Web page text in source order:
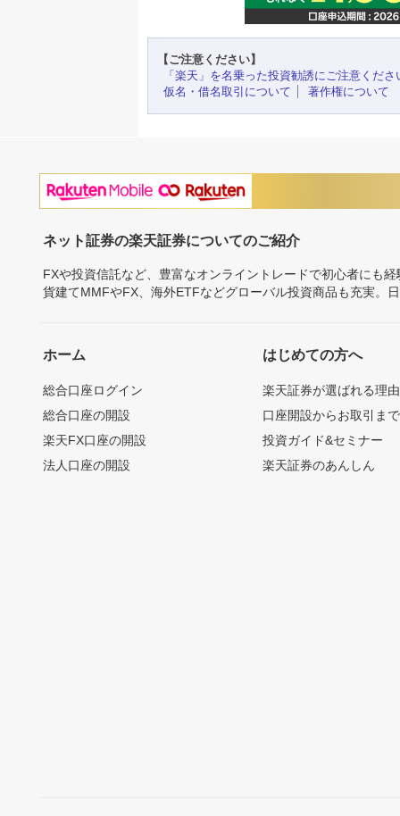
【ご注意ください】
「楽天」を名乗った投資勧誘にご注意くださ
仮名・借名取引について
著作権について
ネット証券の楽天証券についてのご紹介
FXや投資信託など、豊富なオンライントレードで初心者にも
貨建てMMFやFX、海外ETFなどグローバル投資商品も充実。
ホーム
総合口座ログイン
総合口座の開設
楽天FX口座の開設
法人口座の開設
はじめての方へ
楽天証券が選ばれる理由
口座開設からお取引ま
投資ガイド&セミナー
楽天証券のあんしん